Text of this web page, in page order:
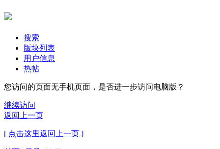
搜索
版块列表
用户信息
热帖
您访问的页面无手机页面，是否进一步访问电脑版？
继续访问
返回上一页
[ 点击这里返回上一页 ]